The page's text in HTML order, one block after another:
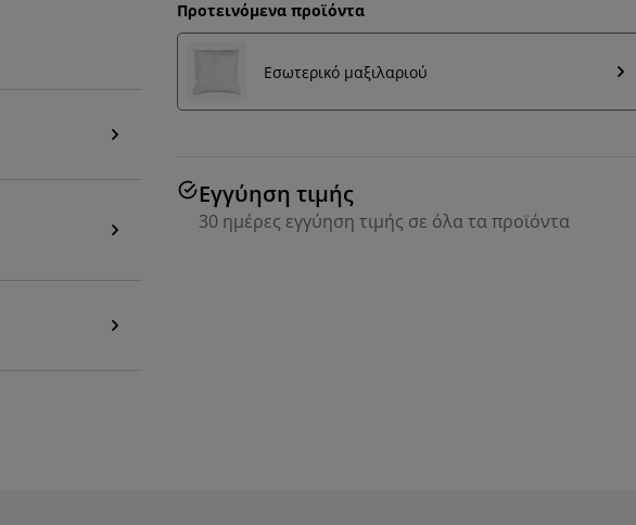
Προτεινόμενα προϊόντα
Εσωτερικό μαξιλαριού
Εγγύηση τιμής
30 ημέρες εγγύηση τιμής σε όλα τα προϊόντα